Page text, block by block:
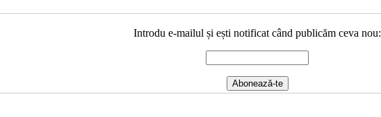
Introdu e-mailul și ești notificat când publicăm ceva nou: